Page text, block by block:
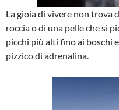
La gioia di vivere non trova
roccia o di una pelle che si
picchi più alti fino ai boschi
pizzico di adrenalina.